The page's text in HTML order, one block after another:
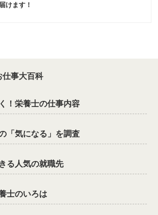
けます！
仕事大百科
！栄養士の仕事内容
「気になる」を調査
る人気の就職先
士のいろは